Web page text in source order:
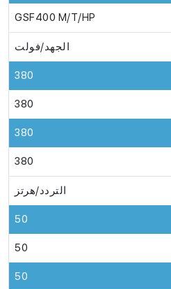
GSF400 M/T/HP
الجهد/فولت
380
380
380
380
التردد/هرتز
50
50
50